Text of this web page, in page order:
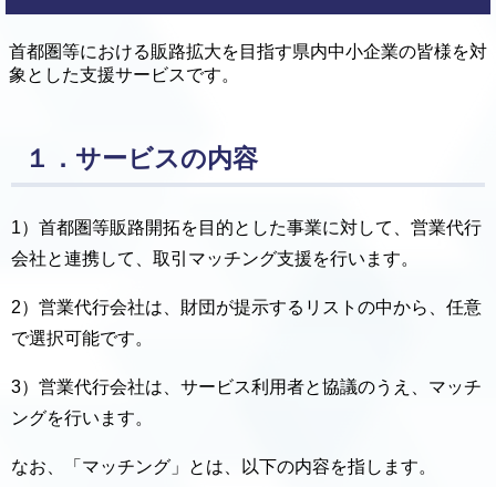
首都圏等における販路拡大を目指す県内中小企業の皆様を対
象とした支援サービスです。
１．サービスの内容
1）首都圏等販路開拓を目的とした事業に対して、営業代行
会社と連携して、取引マッチング支援を行います。
2）営業代行会社は、財団が提示するリストの中から、任意
で選択可能です。
3）営業代行会社は、サービス利用者と協議のうえ、マッチ
ングを行います。
なお、「マッチング」とは、以下の内容を指します。